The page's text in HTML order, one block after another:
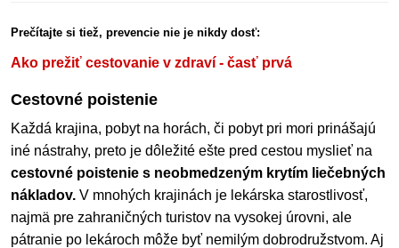
Prečítajte si tiež, prevencie nie je nikdy dosť:
Ako prežiť cestovanie v zdraví - časť prvá
Cestovné poistenie
Každá krajina, pobyt na horách, či pobyt pri mori prinášajú
iné nástrahy, preto je dôležité ešte pred cestou myslieť na
cestovné poistenie s neobmedzeným krytím liečebných
nákladov. V mnohých krajinách je lekárska starostlivosť,
najmä pre zahraničných turistov na vysokej úrovni, ale
pátranie po lekároch môže byť nemilým dobrodružstvom. Aj